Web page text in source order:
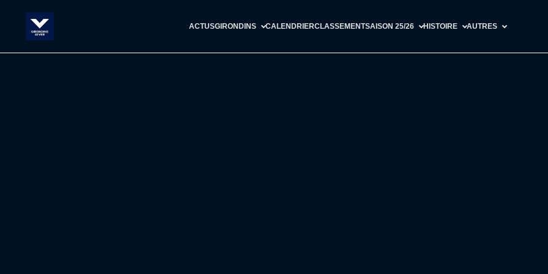
ACTUSGIRONDINS CALENDRIERCLASSEMENTSAISON 25/26 HISTOIRE AUTRES